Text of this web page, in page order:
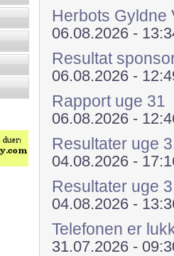
Herbots Gyldne
06.08.2026 -
Resultat
06.08.2026 -
Rapport uge 31
06.08.2026 -
Resultater uge
04.08.2026 -
Resultater uge
04.08.2026 -
Telefonen er
31.07.2026 -